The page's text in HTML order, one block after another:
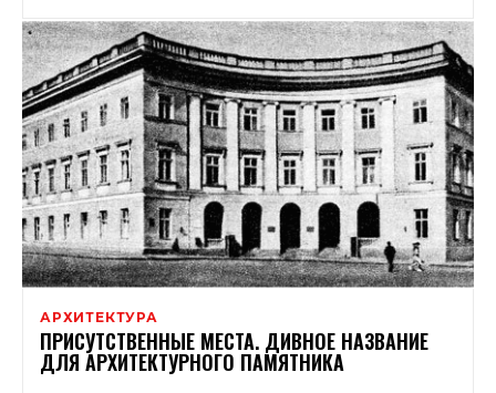
АРХИТЕКТУРА
ПРИСУТСТВЕННЫЕ МЕСТА. ДИВНОЕ НАЗВАНИЕ
ДЛЯ АРХИТЕКТУРНОГО ПАМЯТНИКА